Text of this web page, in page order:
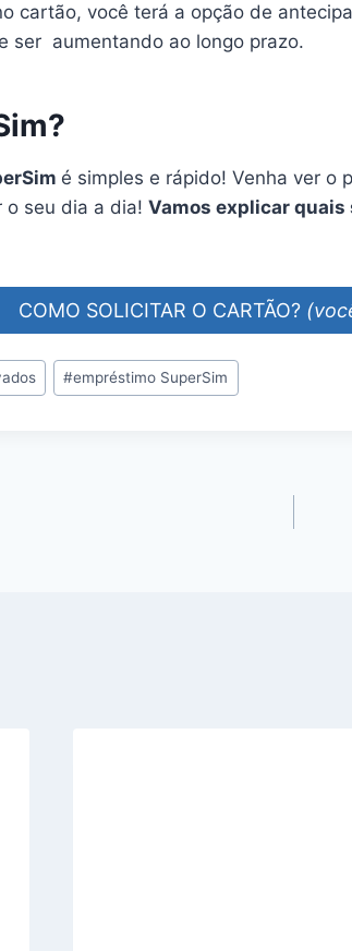
cartão, você terá a opção de
ser aumentando ao longo prazo.
é simples e rápido! Venha ver o
o seu dia a dia! Vamos explicar
COMO SOLICITAR O CARTÃO?
#empréstimo SuperSim